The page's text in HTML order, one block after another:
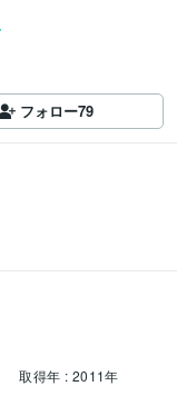
フォロー79
取得年 : 2011年